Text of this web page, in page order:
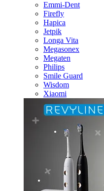
Emmi-Dent
Firefly
Hapica
Jetpik
Longa Vita
Megasonex
Megaten
Philips
Smile Guard
Wisdom
Xiaomi